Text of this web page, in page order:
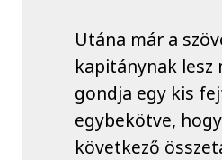
Utána már a
kapitánynak lesz
gondja egy kis
egybekötve,
következő